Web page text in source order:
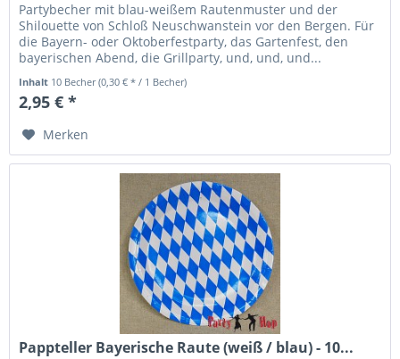
Partybecher mit blau-weißem Rautenmuster und der
Shilouette von Schloß Neuschwanstein vor den Bergen. Für
die Bayern- oder Oktoberfestparty, das Gartenfest, den
bayerischen Abend, die Grillparty, und, und, und...
Inhalt 10 Becher(0,30 € * / 1 Becher)
2,95 € *
Merken
Pappteller Bayerische Raute (weiß / blau) - 10...